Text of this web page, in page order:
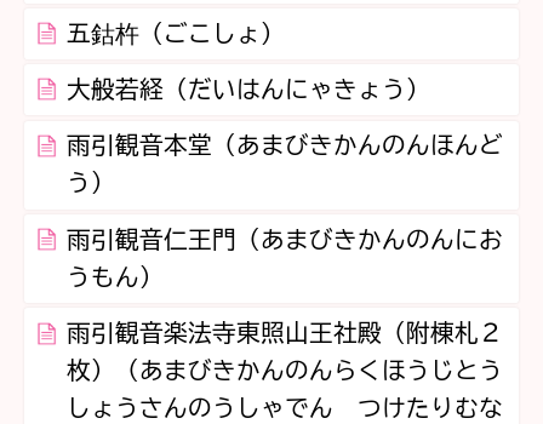
五鈷杵（ごこしょ）
大般若経（だいはんにゃきょう）
雨引観音本堂（あまびきかんのんほんど
う）
雨引観音仁王門（あまびきかんのんにお
うもん）
雨引観音楽法寺東照山王社殿（附棟札２
枚）（あまびきかんのんらくほうじとう
しょうさんのうしゃでん つけたりむな